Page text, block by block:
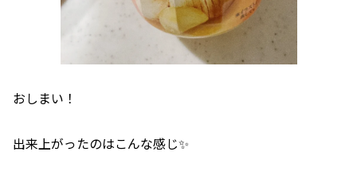
おしまい！
出来上がったのはこんな感じ✨